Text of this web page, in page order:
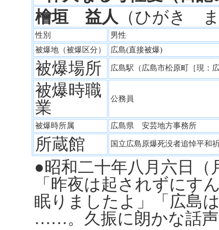
檜垣 益人 （ひがき
性別
男性
被爆地（被爆区分）
広島(直接被爆)
被爆場所 広島駅（広島市松原町［現
被爆時職
業
公務員
被爆時所属 広島県 安芸地方事務所
所蔵館 国立広島原爆死没者追悼平
●昭和二十年八月六日（
「昨夜は起されずにす
眠りましたよ」「広島
……。久振に朗かな話